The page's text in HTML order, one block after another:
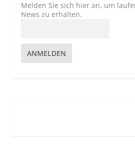
Melden Sie sich hier an, um
News zu erhalten.
ANMELDEN